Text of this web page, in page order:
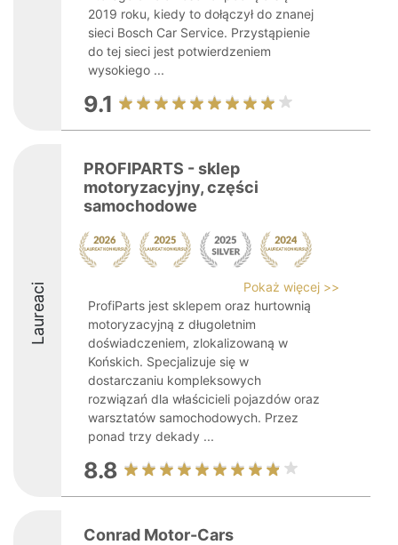
2019 roku, kiedy to dołączył do znanej
sieci Bosch Car Service. Przystąpienie
do tej sieci jest potwierdzeniem
wysokiego ...
9.1
Laureaci
PROFIPARTS - sklep
motoryzacyjny, części
samochodowe
Pokaż więcej >>
ProfiParts jest sklepem oraz hurtownią
motoryzacyjną z długoletnim
doświadczeniem, zlokalizowaną w
Końskich. Specjalizuje się w
dostarczaniu kompleksowych
rozwiązań dla właścicieli pojazdów oraz
warsztatów samochodowych. Przez
ponad trzy dekady ...
8.8
Conrad Motor-Cars